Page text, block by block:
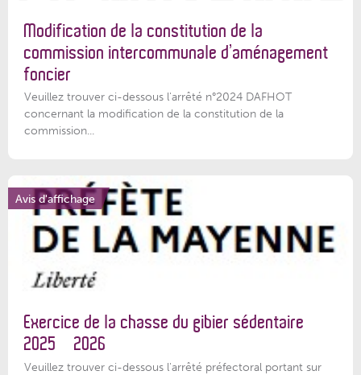
Modification de la constitution de la
commission intercommunale d’aménagement
foncier
Veuillez trouver ci-dessous l'arrêté n°2024 DAFHOT
concernant la modification de la constitution de la
commission...
Avis d'affichage
Exercice de la chasse du gibier sédentaire
2025 – 2026
Veuillez trouver ci-dessous l'arrêté préfectoral portant sur